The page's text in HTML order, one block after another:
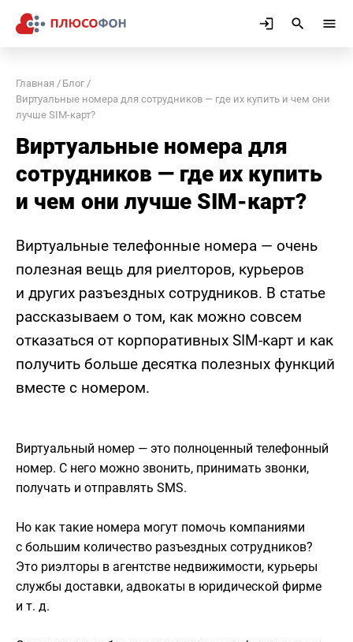
Главная
Блог
Виртуальные номера для сотрудников — где их купить и чем они
лучше SIM-карт?
Виртуальные номера для
сотрудников — где их купить
и чем они лучше SIM-карт?
Виртуальные телефонные номера — очень
полезная вещь для риелторов, курьеров
и других разъездных сотрудников. В статье
рассказываем о том, как можно совсем
отказаться от корпоративных SIM-карт и как
получить больше десятка полезных функций
вместе с номером.
Виртуальный номер — это полноценный телефонный
номер. С него можно звонить, принимать звонки,
получать и отправлять SMS.
Но как такие номера могут помочь компаниями
с большим количество разъездных сотрудников?
Это риэлторы в агентстве недвижимости, курьеры
службы доставки, адвокаты в юридической фирме
и т. д.